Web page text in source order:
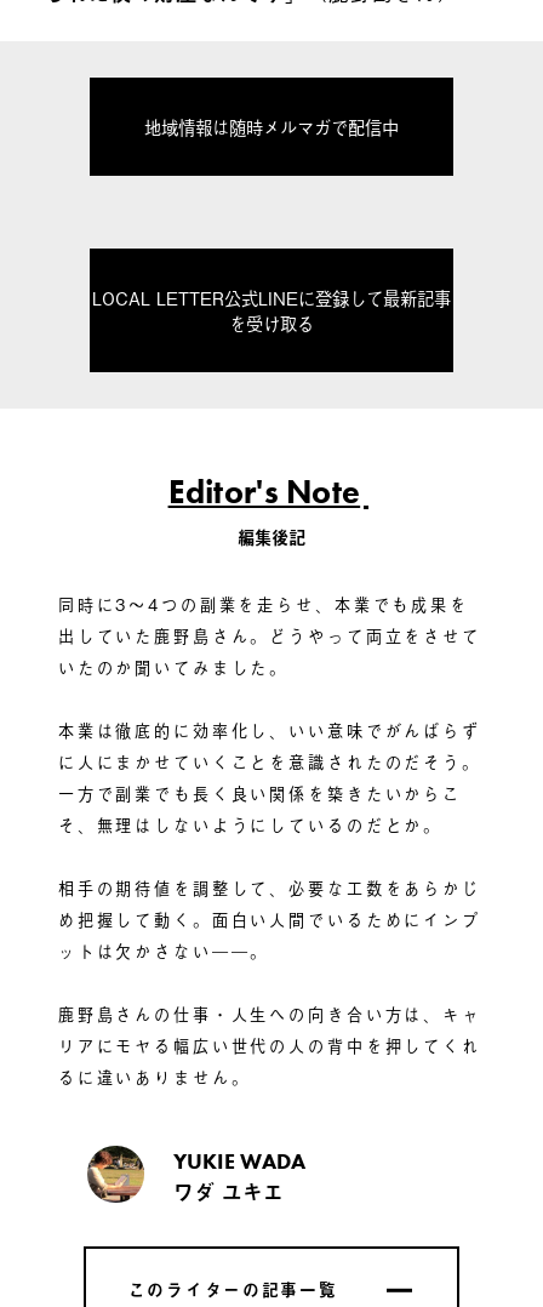
地域情報は随時メルマガで配信中
LOCAL LETTER公式LINEに登録して最新記事
を受け取る
Editor's Note
編集後記
同時に3〜4つの副業を走らせ、本業でも成果を
出していた鹿野島さん。どうやって両立をさせて
いたのか聞いてみました。
本業は徹底的に効率化し、いい意味でがんばらず
に人にまかせていくことを意識されたのだそう。
一方で副業でも長く良い関係を築きたいからこ
そ、無理はしないようにしているのだとか。
相手の期待値を調整して、必要な工数をあらかじ
め把握して動く。面白い人間でいるためにインプ
ットは欠かさない――。
鹿野島さんの仕事・人生への向き合い方は、キャ
リアにモヤる幅広い世代の人の背中を押してくれ
るに違いありません。
YUKIE WADA
ワダ ユキエ
このライターの記事一覧
このライターの記事一覧